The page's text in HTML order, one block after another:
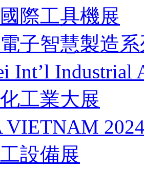
際工具機展
子智慧製造
Int’l
工業大展
VIETNAM
設備展